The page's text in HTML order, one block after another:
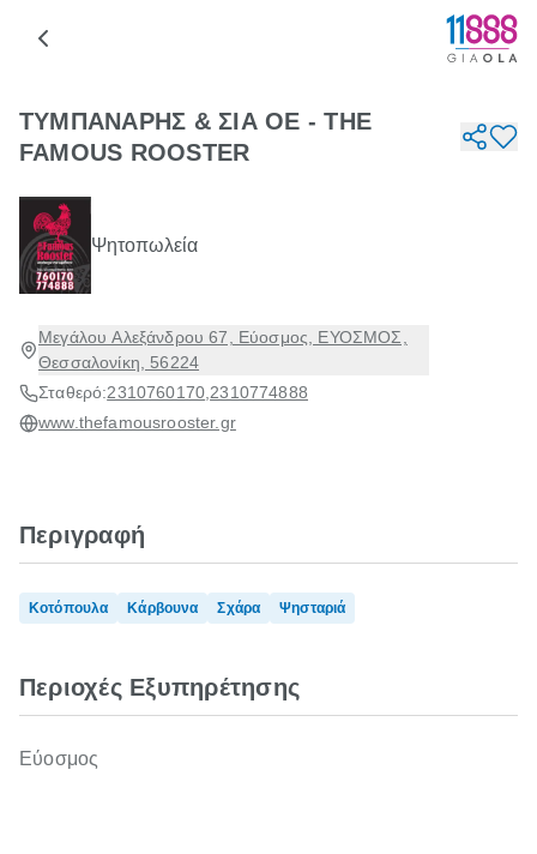
ΤΥΜΠΑΝΑΡΗΣ & ΣΙΑ ΟΕ - THE
FAMOUS ROOSTER
Ψητοπωλεία
Μεγάλου Αλεξάνδρου 67, Εύοσμος, ΕΥΟΣΜΟΣ,
Θεσσαλονίκη, 56224
Σταθερό:2310760170 2310774888
www.thefamousrooster.gr
Περιγραφή
Κοτόπουλα Κάρβουνα Σχάρα Ψησταριά
Περιοχές Εξυπηρέτησης
Εύοσμος